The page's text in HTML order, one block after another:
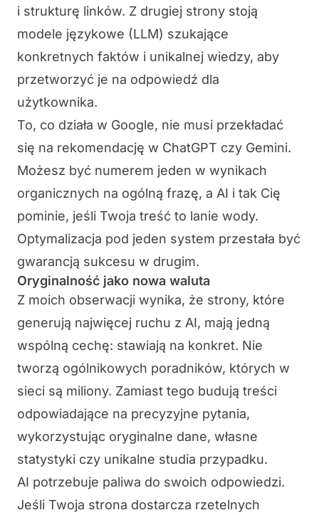
i strukturę linków. Z drugiej strony stoją
modele językowe (LLM) szukające
konkretnych faktów i unikalnej wiedzy, aby
przetworzyć je na odpowiedź dla
użytkownika.
To, co działa w Google, nie musi przekładać
się na rekomendację w ChatGPT czy Gemini.
Możesz być numerem jeden w wynikach
organicznych na ogólną frazę, a AI i tak Cię
pominie, jeśli Twoja treść to lanie wody.
Optymalizacja pod jeden system przestała być
gwarancją sukcesu w drugim.
Oryginalność jako nowa waluta
Z moich obserwacji wynika, że strony, które
generują najwięcej ruchu z AI, mają jedną
wspólną cechę: stawiają na konkret. Nie
tworzą ogólnikowych poradników, których w
sieci są miliony. Zamiast tego budują treści
odpowiadające na precyzyjne pytania,
wykorzystując oryginalne dane, własne
statystyki czy unikalne studia przypadku.
AI potrzebuje paliwa do swoich odpowiedzi.
Jeśli Twoja strona dostarcza rzetelnych